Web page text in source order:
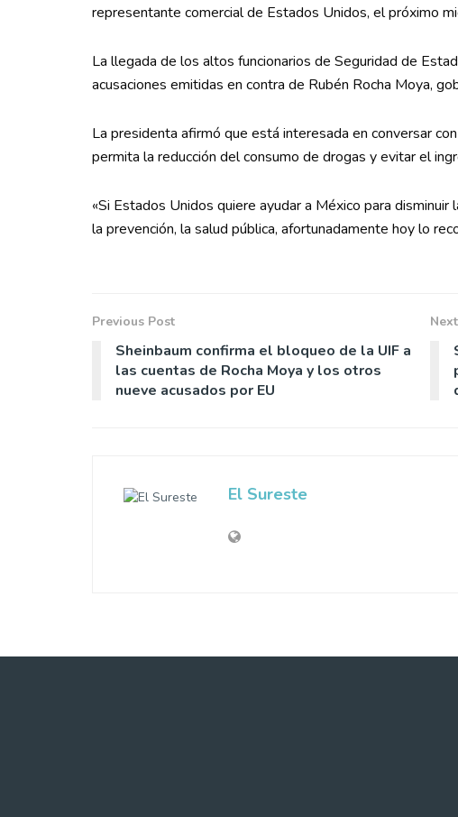
representante comercial de Estados Unidos, el próximo
La llegada de los altos funcionarios de Seguridad de
acusaciones emitidas en contra de Rubén Rocha Moya,
La presidenta afirmó que está interesada en conversar
permita la reducción del consumo de drogas y evitar el
«Si Estados Unidos quiere ayudar a México para
la prevención, la salud pública, afortunadamente hoy lo
Previous Post
Sheinbaum confirma el bloqueo de la UIF a
las cuentas de Rocha Moya y los otros
nueve acusados por EU
El Sureste